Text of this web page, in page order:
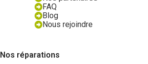
FAQ
Blog
Nous rejoindre
Nos réparations